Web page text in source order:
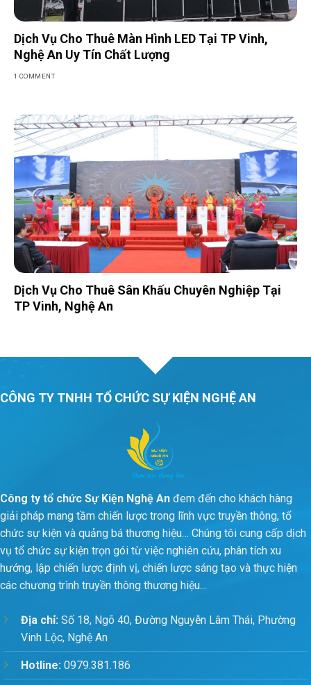
Dịch Vụ Cho Thuê Màn Hình LED Tại TP Vinh,
Nghệ An Uy Tín Chất Lượng
1 COMMENT
Dịch Vụ Cho Thuê Sân Khấu Chuyên Nghiệp Tại
TP Vinh, Nghệ An
CÔNG TY TNHH TỔ CHỨC SỰ KIỆN NGHỆ AN
Công ty tổ chức Sự Kiện Nghệ An đem đến cho khách hàng
giải pháp mang tầm chiến lược trong lĩnh vực truyền thông, tổ
chức sự kiện và quảng bá thương hiệu… Chúng tôi cung cấp dịch
vụ tổ chức sự kiện trọn gói từ việc nghiên cứu, phân tích xu
hướng, lập chiến lược định vị, chiến lược sáng tạo và thực hiện
các chương trình truyền thông thương hiệu...
Địa chỉ: Số 18, Ngõ 40, Đường Nguyễn Lâm Thái, Phường
Vinh Lộc, Nghệ An
Hotline: 0979.381.186